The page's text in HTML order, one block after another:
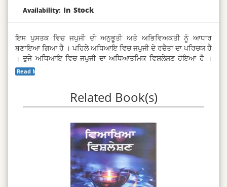
Availability: In Stock
ਇਸ ਪੁਸਤਕ ਵਿਚ ਜਪੁਜੀ ਦੀ ਅਨੁਭੂਤੀ ਅਤੇ ਅਭਿਵਿਅਕਤੀ ਨੂੰ ਆਧਾਰ
ਬਣਾਇਆ ਗਿਆ ਹੈ । ਪਹਿਲੇ ਅਧਿਆਇ ਵਿਚ ਜਪੁਜੀ ਦੇ ਰਚੈਤਾ ਦਾ ਪਰਿਚਯ ਹੈ
। ਦੂਜੇ ਅਧਿਆਇ ਵਿਚ ਜਪੁਜੀ ਦਾ ਅਧਿਆਤਮਿਕ ਵਿਸ਼ਲੇਸ਼ਣ ਹੋਇਆ ਹੈ ।
ਜਪੁਜੀ ਦੀ ਅਭਿਵਿਅਕਤੀ ਦੇ ਸਰੂਪ ਨੂੰ ਤੀਜੇ ਅਧਿਆਇ ਵਿਚ ਸਮੋਇਆ ਹੋਇਆ
ਹੈ । ਚੌਥੇ ਅਧਿਆਇ ਵਿਚ ਜਪੁਜੀ ਦਾ ਪਾਠ ਅਤੇ ਉਸ ਦੀ ਅਧਿਕਾਰੀ
Read More...
Related Book(s)